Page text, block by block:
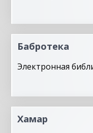
Бабротека
Электронная
Хамар